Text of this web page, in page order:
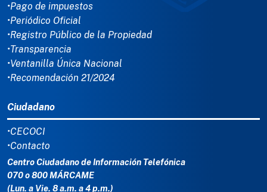
•Pago de impuestos
•Periódico Oficial
•Registro Público de la Propiedad
•Transparencia
•Ventanilla Única Nacional
•Recomendación 21/2024
Ciudadano
•CECOCI
•Contacto
Centro Ciudadano de Información Telefónica
070 o 800 MÁRCAME
(Lun. a Vie. 8 a.m. a 4 p.m.)